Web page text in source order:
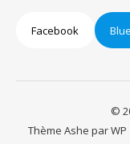
Facebook
©
Thème Ashe parWP